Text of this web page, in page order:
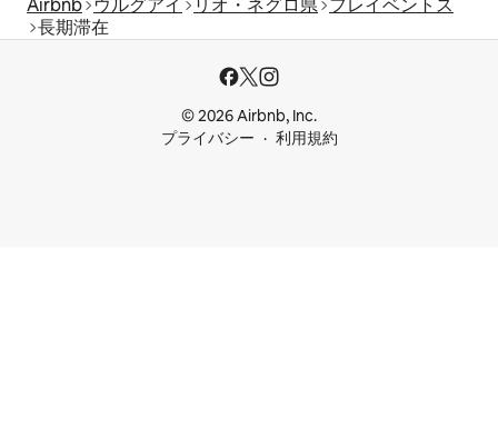
Airbnb ウルグアイ リオ・ネグロ県 フレイベントス
長期滞在
© 2026 Airbnb, Inc.
プライバシー
利用規約